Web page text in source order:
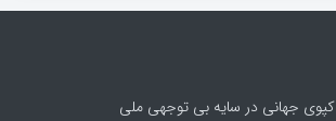
کپوی جهانی در سایه بی توجهی ملی